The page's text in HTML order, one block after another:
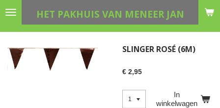
Ga
hoofdinhoud
HET PAKHUIS VAN MENEER JAN
SLINGER ROSÉ (6M)
€ 2,95
In
winkelwagen